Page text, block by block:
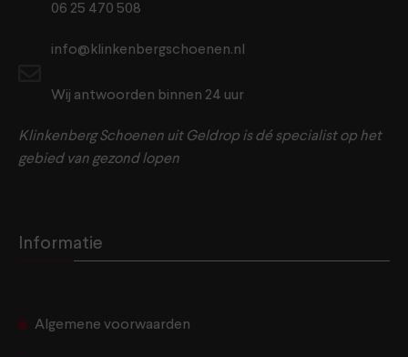
06 25 470 508
info@klinkenbergschoenen.nl
Wij antwoorden binnen 24 uur
Klinkenberg Schoenen uit Geldrop is dé specialist op het
gebied van gezond lopen
Informatie
Algemene voorwaarden